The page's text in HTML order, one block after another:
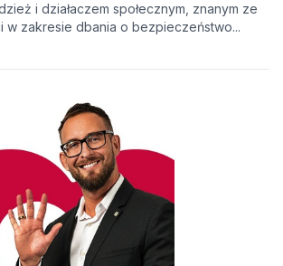
i działaczem społecznym, znanym ze
w zakresie dbania o bezpieczeństwo...